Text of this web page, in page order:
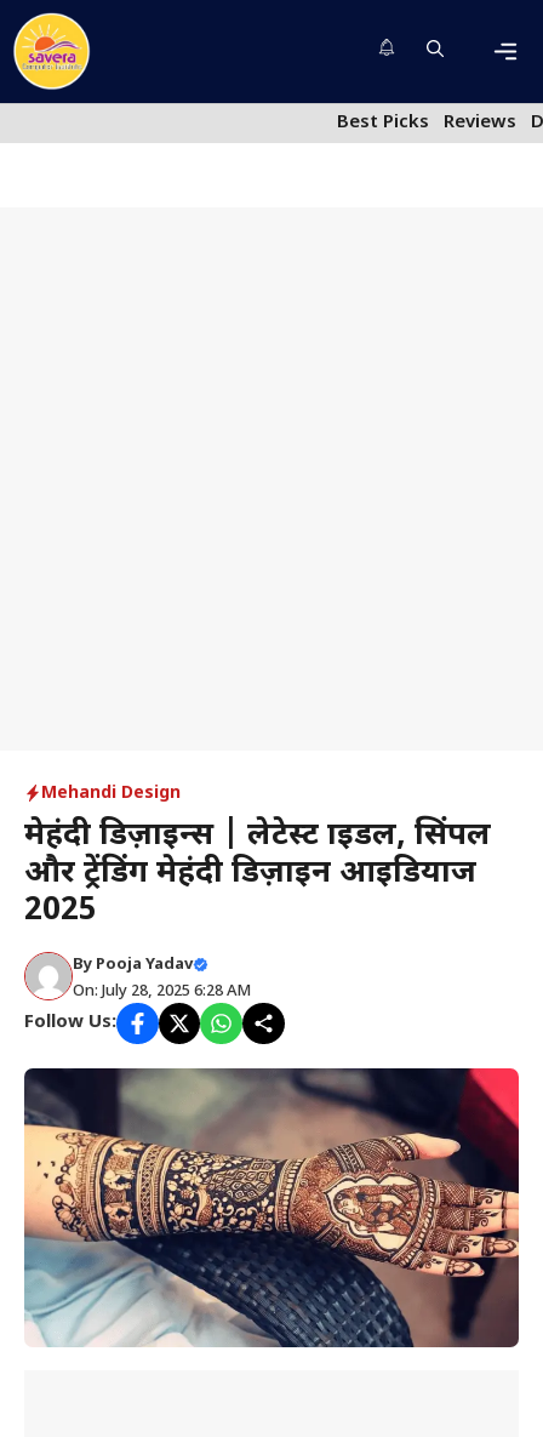
Skip
to
content
Best Picks
Reviews
Mehandi Design
मेहंदी डिज़ाइन्स | लेटेस्ट ब्राइडल, सिंपल
और ट्रेंडिंग मेहंदी डिज़ाइन आइडियाज
2025
By Pooja Yadav
On: July 28, 2025 6:28 AM
Follow Us: